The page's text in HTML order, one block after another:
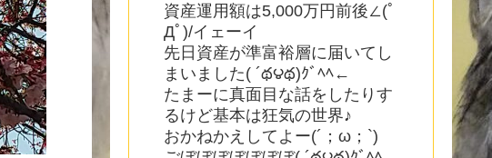
資産運用額は5,000万円前後∠(ﾟ
Дﾟ)/イェーイ
先日資産が準富裕層に届いてし
まいました( ´థ౪థ)ｸﾞﾍﾍ←
たまーに真面目な話をしたりす
るけど基本は狂気の世界♪
おかねかえしてよー(´；ω；`)